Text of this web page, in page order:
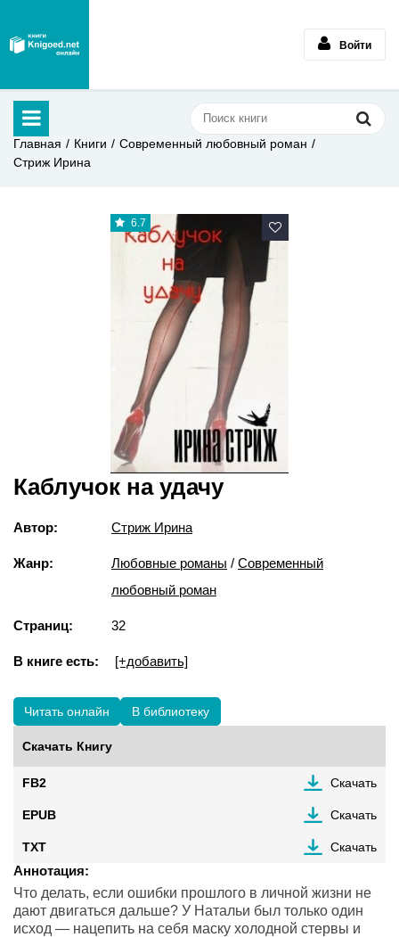
Войти
Главная Книги
Современный любовный роман
Стриж Ирина
6.7
Каблучок на удачу
Автор: Стриж Ирина
Жанр: Любовные романы / Современный
любовный роман
Страниц: 32
В книге есть: [+добавить]
Читать онлайн В библиотеку
Скачать Книгу
FB2 Скачать
EPUB Скачать
TXT Скачать
Аннотация:
Что делать, если ошибки прошлого в личной жизни не
дают двигаться дальше? У Натальи был только один
исход — нацепить на себя маску холодной стервы и